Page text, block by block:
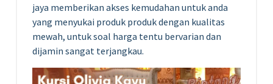
jaya memberikan akses kemudahan untuk anda
yang menyukai produk produk dengan kualitas
mewah, untuk soal harga tentu bervarian dan
dijamin sangat terjangkau.